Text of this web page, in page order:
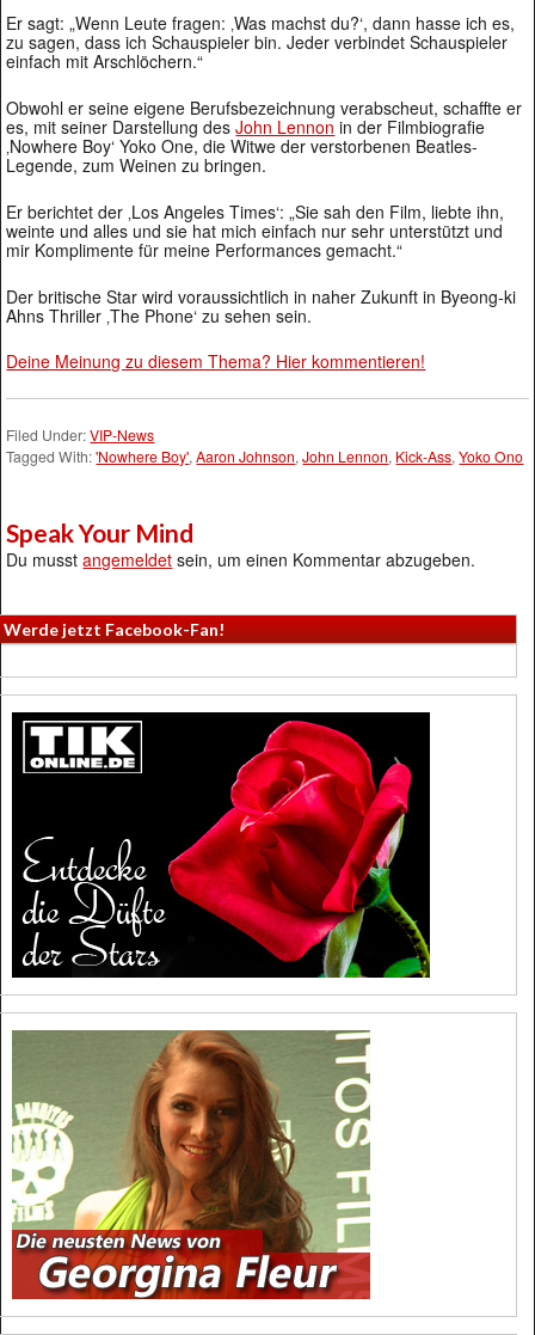
Er sagt: „Wenn Leute fragen: ‚Was machst du?‘, dann hasse ich es,
zu sagen, dass ich Schauspieler bin. Jeder verbindet Schauspieler
einfach mit Arschlöchern.“
Obwohl er seine eigene Berufsbezeichnung verabscheut, schaffte er
es, mit seiner Darstellung desJohn Lennon in der Filmbiografie
‚Nowhere Boy‘ Yoko One, die Witwe der verstorbenen Beatles-
Legende, zum Weinen zu bringen.
Er berichtet der ‚Los Angeles Times‘: „Sie sah den Film, liebte ihn,
weinte und alles und sie hat mich einfach nur sehr unterstützt und
mir Komplimente für meine Performances gemacht.“
Der britische Star wird voraussichtlich in naher Zukunft in Byeong-ki
Ahns Thriller ‚The Phone‘ zu sehen sein.
Deine Meinung zu diesem Thema? Hier kommentieren!
Filed Under:VIP-News
Tagged With:'Nowhere Boy',Aaron Johnson,John Lennon, Kick-Ass,Yoko Ono
Speak Your Mind
Du musstangemeldet sein, um einen Kommentar abzugeben.
Werde jetzt Facebook-Fan!